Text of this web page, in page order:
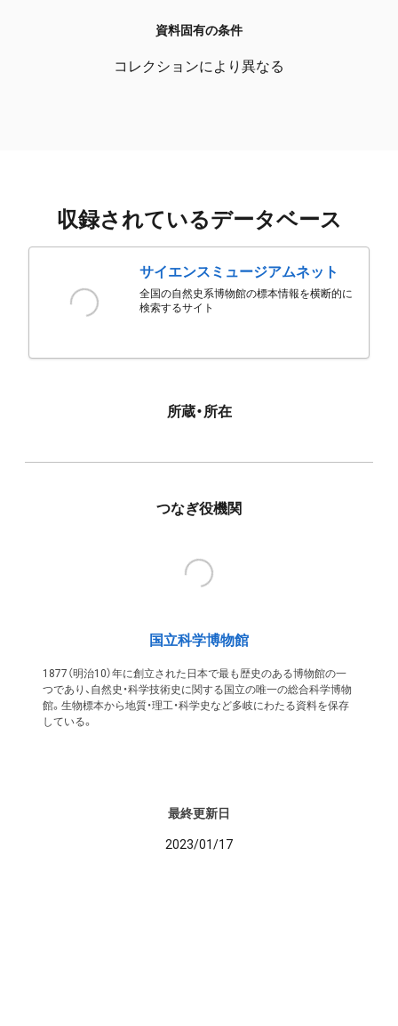
資料固有の条件
コレクションにより異なる
収録されているデータベース
サイエンスミュージアムネット
全国の自然史系博物館の標本情報を横断的に
検索するサイト
所蔵・所在
つなぎ役機関
国立科学博物館
1877（明治10）年に創立された日本で最も歴史のある博物館の一
つであり、自然史・科学技術史に関する国立の唯一の総合科学博物
館。生物標本から地質・理工・科学史など多岐にわたる資料を保存
している。
最終更新日
2023/01/17